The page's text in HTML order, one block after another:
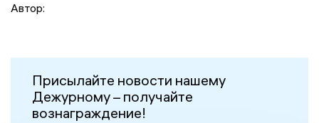
Автор:
Присылайте новости нашему
Дежурному – получайте
вознаграждение!